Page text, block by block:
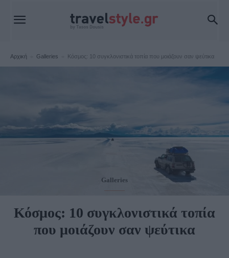
Αρχική Galleries Κόσμος: 10 συγκλονιστικά τοπία που μοιάζουν σαν ψεύτικα
Galleries
Κόσμος: 10 συγκλονιστικά τοπία
που μοιάζουν σαν ψεύτικα